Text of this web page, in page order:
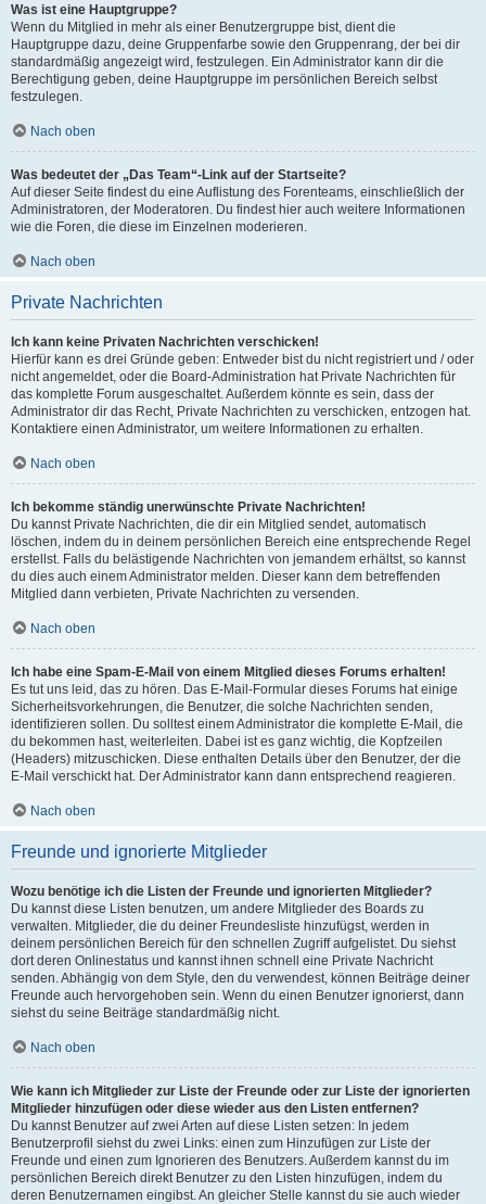
Was ist eine Hauptgruppe?
Wenn du Mitglied in mehr als einer Benutzergruppe bist, dient die
Hauptgruppe dazu, deine Gruppenfarbe sowie den Gruppenrang, der bei dir
standardmäßig angezeigt wird, festzulegen. Ein Administrator kann dir die
Berechtigung geben, deine Hauptgruppe im persönlichen Bereich selbst
festzulegen.
Nach oben
Was bedeutet der „Das Team“-Link auf der Startseite?
Auf dieser Seite findest du eine Auflistung des Forenteams, einschließlich der
Administratoren, der Moderatoren. Du findest hier auch weitere Informationen
wie die Foren, die diese im Einzelnen moderieren.
Nach oben
Private Nachrichten
Ich kann keine Privaten Nachrichten verschicken!
Hierfür kann es drei Gründe geben: Entweder bist du nicht registriert und / oder
nicht angemeldet, oder die Board-Administration hat Private Nachrichten für
das komplette Forum ausgeschaltet. Außerdem könnte es sein, dass der
Administrator dir das Recht, Private Nachrichten zu verschicken, entzogen hat.
Kontaktiere einen Administrator, um weitere Informationen zu erhalten.
Nach oben
Ich bekomme ständig unerwünschte Private Nachrichten!
Du kannst Private Nachrichten, die dir ein Mitglied sendet, automatisch
löschen, indem du in deinem persönlichen Bereich eine entsprechende Regel
erstellst. Falls du belästigende Nachrichten von jemandem erhältst, so kannst
du dies auch einem Administrator melden. Dieser kann dem betreffenden
Mitglied dann verbieten, Private Nachrichten zu versenden.
Nach oben
Ich habe eine Spam-E-Mail von einem Mitglied dieses Forums erhalten!
Es tut uns leid, das zu hören. Das E-Mail-Formular dieses Forums hat einige
Sicherheitsvorkehrungen, die Benutzer, die solche Nachrichten senden,
identifizieren sollen. Du solltest einem Administrator die komplette E-Mail, die
du bekommen hast, weiterleiten. Dabei ist es ganz wichtig, die Kopfzeilen
(Headers) mitzuschicken. Diese enthalten Details über den Benutzer, der die
E-Mail verschickt hat. Der Administrator kann dann entsprechend reagieren.
Nach oben
Freunde und ignorierte Mitglieder
Wozu benötige ich die Listen der Freunde und ignorierten Mitglieder?
Du kannst diese Listen benutzen, um andere Mitglieder des Boards zu
verwalten. Mitglieder, die du deiner Freundesliste hinzufügst, werden in
deinem persönlichen Bereich für den schnellen Zugriff aufgelistet. Du siehst
dort deren Onlinestatus und kannst ihnen schnell eine Private Nachricht
senden. Abhängig von dem Style, den du verwendest, können Beiträge deiner
Freunde auch hervorgehoben sein. Wenn du einen Benutzer ignorierst, dann
siehst du seine Beiträge standardmäßig nicht.
Nach oben
Wie kann ich Mitglieder zur Liste der Freunde oder zur Liste der ignorierten
Mitglieder hinzufügen oder diese wieder aus den Listen entfernen?
Du kannst Benutzer auf zwei Arten auf diese Listen setzen: In jedem
Benutzerprofil siehst du zwei Links: einen zum Hinzufügen zur Liste der
Freunde und einen zum Ignorieren des Benutzers. Außerdem kannst du im
persönlichen Bereich direkt Benutzer zu den Listen hinzufügen, indem du
deren Benutzernamen eingibst. An gleicher Stelle kannst du sie auch wieder